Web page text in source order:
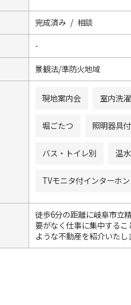
完成済み / 相談
-
景観法/準防火地域
現地案内会 室内洗
堀ごたつ 照明器具
バス・トイレ別 温
TVモニタ付インターホン
徒歩6分の距離に岐阜市立
要がなく仕事に集中する
ような不動産を紹介いた